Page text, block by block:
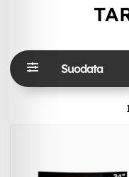
Suodata